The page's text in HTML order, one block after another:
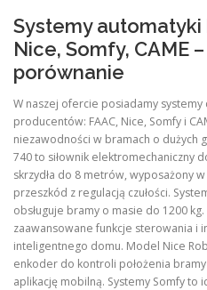
Systemy automatyki
Nice, Somfy, CAME
porównanie
W naszej ofercie posiadamy
producentów: FAAC, Nice, Somfy i
niezawodności w bramach o dużych
740 to siłownik elektromechaniczny
skrzydła do 8 metrów, wyposażony
przeszkód z regulacją czułości.
obsługuje bramy o masie do 1200
zaawansowane funkcje sterowania i
inteligentnego domu. Model Nice
enkoder do kontroli położenia
aplikację mobilną. Systemy Somfy